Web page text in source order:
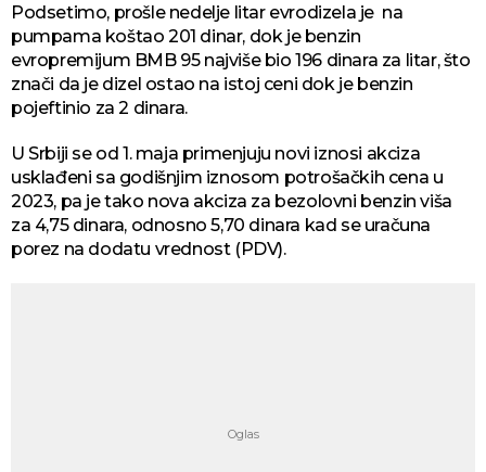
Podsetimo, prošle nedelje litar evrodizela je na
pumpama koštao 201 dinar, dok je benzin
evropremijum BMB 95 najviše bio 196 dinara za litar, što
znači da je dizel ostao na istoj ceni dok je benzin
pojeftinio za 2 dinara.
U Srbiji se od 1. maja primenjuju novi iznosi akciza
usklađeni sa godišnjim iznosom potrošačkih cena u
2023, pa je tako nova akciza za bezolovni benzin viša
za 4,75 dinara, odnosno 5,70 dinara kad se uračuna
porez na dodatu vrednost (PDV).